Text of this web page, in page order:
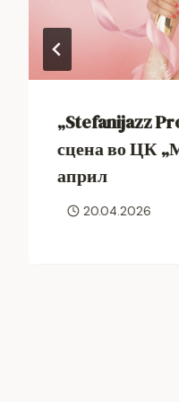
„Stefanijazz
сцена во ЦК
април
20.04.2026